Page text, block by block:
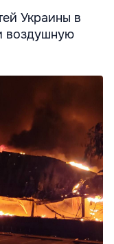
Украины в
воздушную